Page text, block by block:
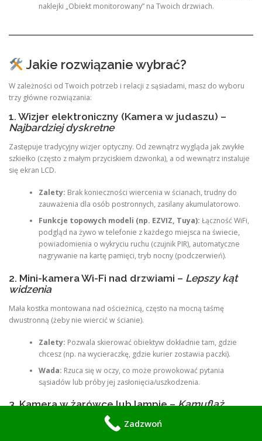
naklejki „Obiekt monitorowany” na Twoich drzwiach.
Jakie rozwiązanie wybrać?
W zależności od Twoich potrzeb i relacji z sąsiadami, masz do wyboru
trzy główne rozwiązania:
1. Wizjer elektroniczny (Kamera w judaszu) –
Najbardziej dyskretne
Zastępuje tradycyjny wizjer optyczny. Od zewnątrz wygląda jak zwykłe
szkiełko (często z małym przyciskiem dzwonka), a od wewnątrz instaluje
się ekran LCD.
Zalety: Brak konieczności wiercenia w ścianach, trudny do
zauważenia dla osób postronnych, zasilany akumulatorowo.
Funkcje topowych modeli (np. EZVIZ, Tuya): Łączność WiFi,
podgląd na żywo w telefonie z każdego miejsca na świecie,
powiadomienia o wykryciu ruchu (czujnik PIR), automatyczne
nagrywanie na kartę pamięci, tryb nocny (podczerwień).
2. Mini-kamera Wi-Fi nad drzwiami – Lepszy kąt
widzenia
Mała kostka montowana nad ościeżnicą, często na mocną taśmę
dwustronną (żeby nie wiercić w ścianie).
Zalety: Pozwala skierować obiektyw dokładnie tam, gdzie
chcesz (np. na wycieraczkę, gdzie kurier zostawia paczki).
Wada: Rzuca się w oczy, co może prowokować pytania
sąsiadów lub próby jej zasłonięcia/uszkodzenia.
3. Kamera w żarówce lub lampie –Kamuflaż
Kamera wkręcana w gwint żarówki w lampie nad Twoimi drzwiami (jeśli
Zadzwoń